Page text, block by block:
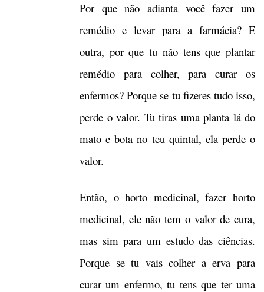
Por que não adianta você fazer um
remédio e levar para a farmácia? E
outra, por que tu não tens que plantar
remédio para colher, para curar os
enfermos? Porque se tu fizeres tudo isso,
perde o valor. Tu tiras uma planta lá do
mato e bota no teu quintal, ela perde o
valor.
Então, o horto medicinal, fazer horto
medicinal, ele não tem o valor de cura,
mas sim para um estudo das ciências.
Porque se tu vais colher a erva para
curar um enfermo, tu tens que ter uma